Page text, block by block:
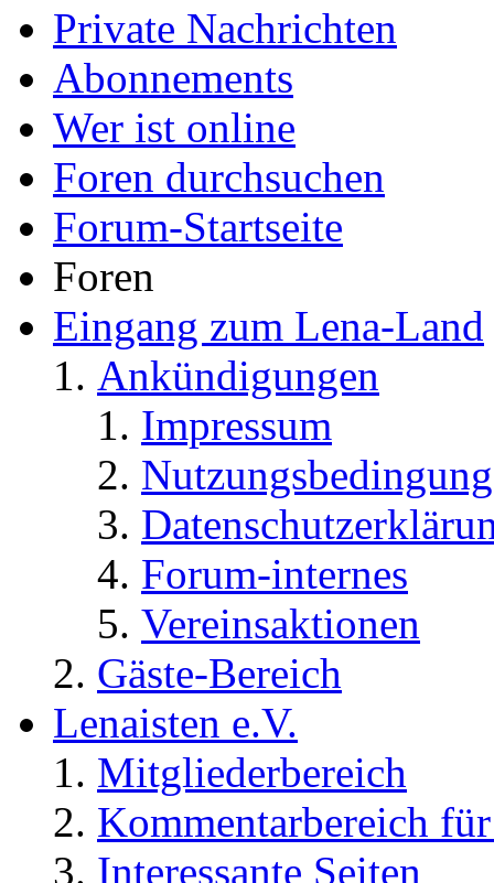
Private Nachrichten
Abonnements
Wer ist online
Foren durchsuchen
Forum-Startseite
Foren
Eingang zum Lena-Land
Ankündigungen
Impressum
Forum-internes
Vereinsaktionen
Gäste-Bereich
Lenaisten e.V.
Mitgliederbereich
Kommentarbereich
Interessante Seiten